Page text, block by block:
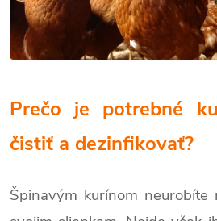
Prečo je potrebné
čistiť a dezinfikovať?
Špinavým kurínom neurobíte